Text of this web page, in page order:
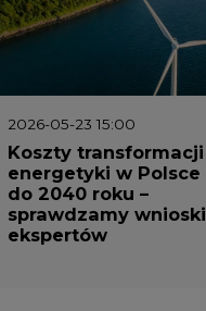
2026-05-23 15:00
Koszty transformacji
energetyki w Polsce
do 2040 roku –
sprawdzamy wnioski
ekspertów